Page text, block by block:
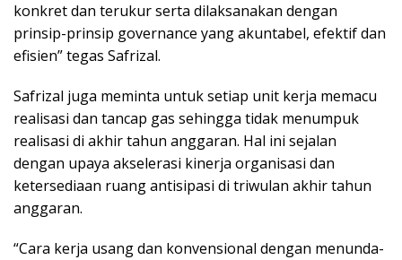
konkret dan terukur serta dilaksanakan dengan
prinsip-prinsip governance yang akuntabel, efektif dan
efisien” tegas Safrizal.
Safrizal juga meminta untuk setiap unit kerja memacu
realisasi dan tancap gas sehingga tidak menumpuk
realisasi di akhir tahun anggaran. Hal ini sejalan
dengan upaya akselerasi kinerja organisasi dan
ketersediaan ruang antisipasi di triwulan akhir tahun
anggaran.
“Cara kerja usang dan konvensional dengan menunda-